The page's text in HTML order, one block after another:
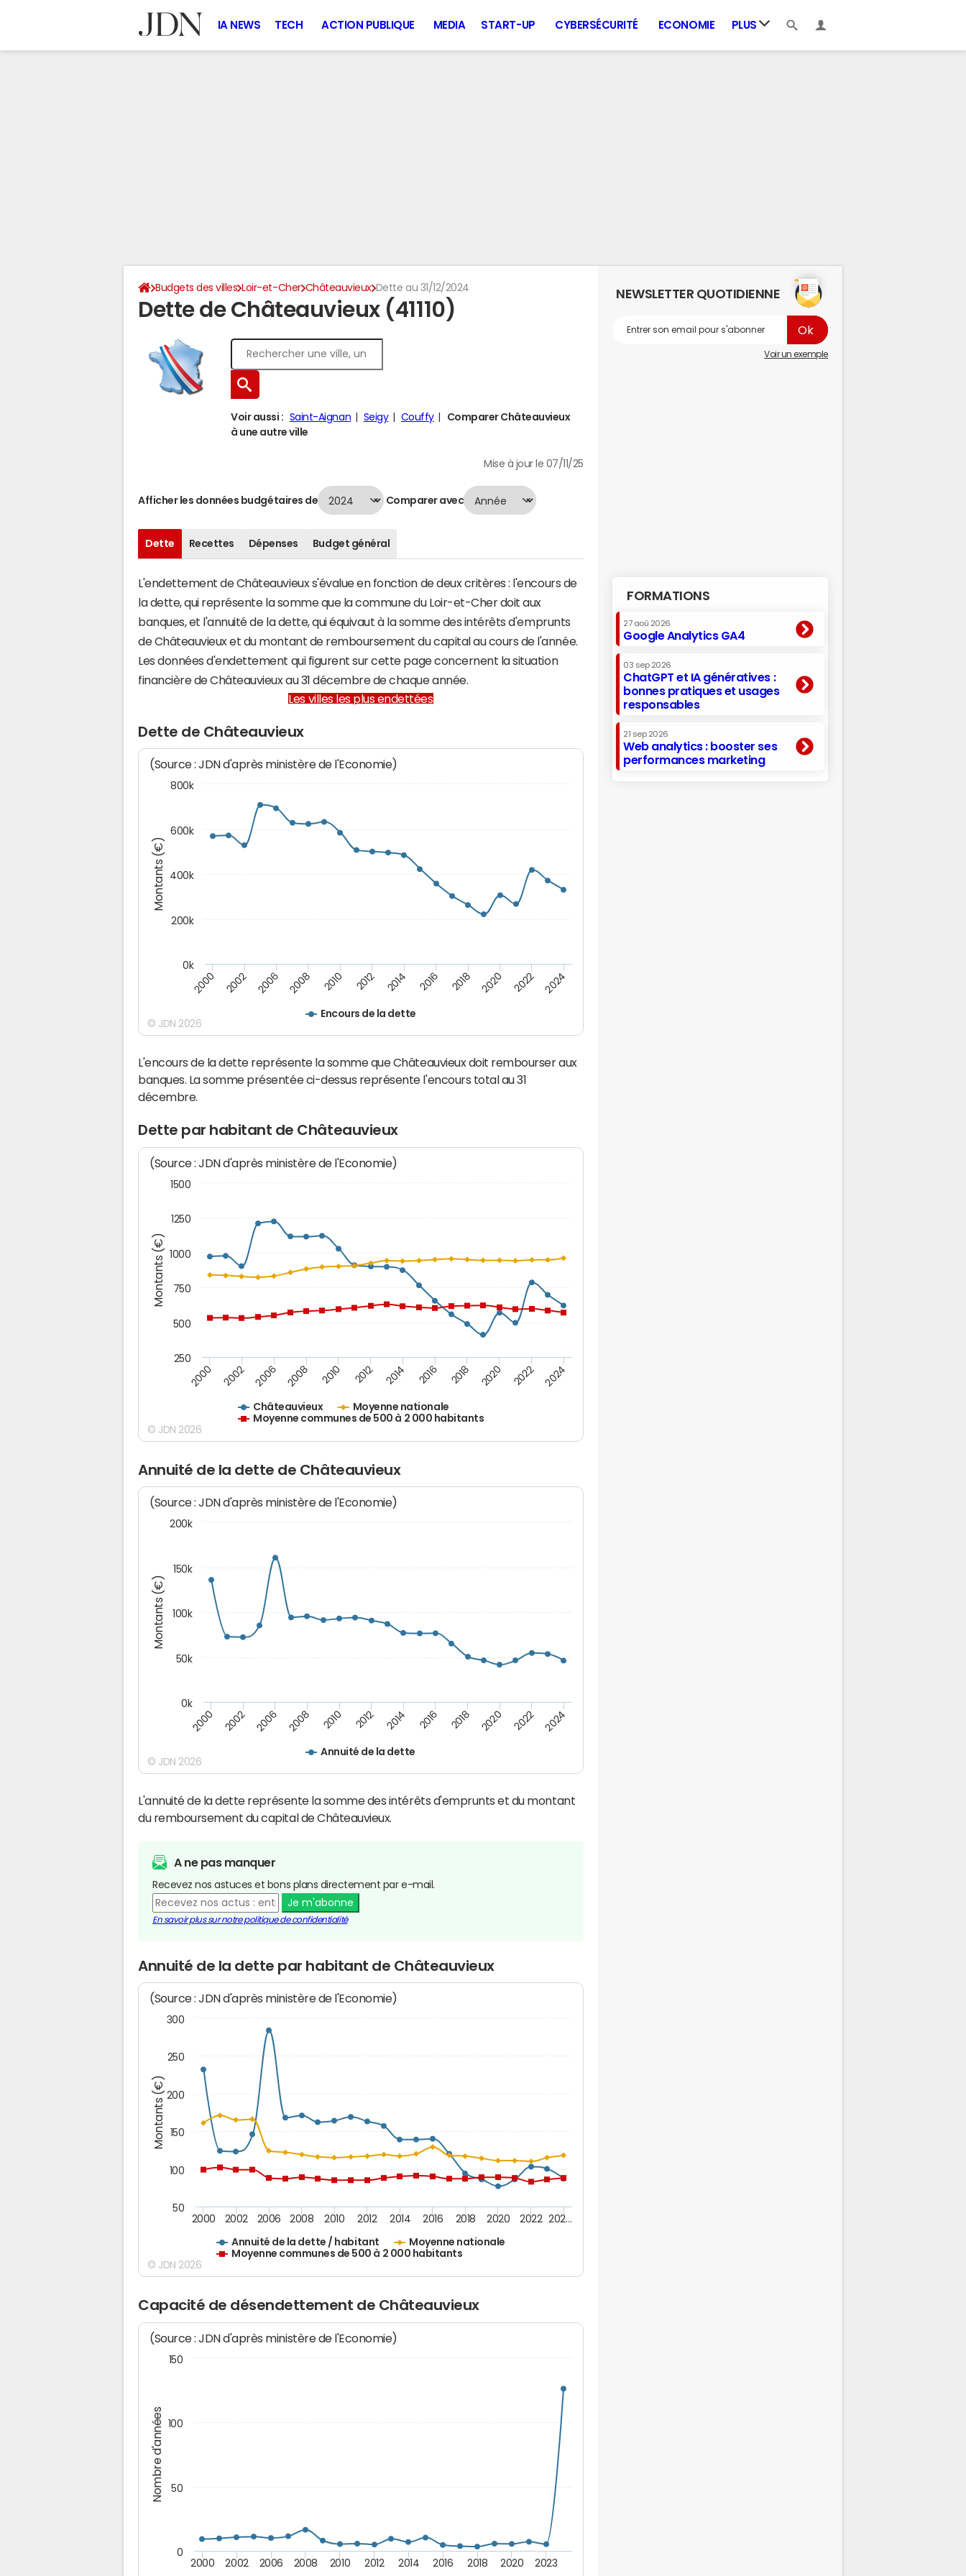
IA NEWS TECH ACTION PUBLIQUE MEDIA START-UP CYBERSÉCURITÉ ECONOMIE PLUS
Budgets des villes Loir-et-Cher Châteauvieux Dette au 31/12/2024
Dette de Châteauvieux (41110)
Voir aussi : Saint-Aignan Seigy Couffy
Comparer Châteauvieux
à une autre ville
Mise à jour le 07/11/25
Afficher les données budgétaires de Comparer avec
Dette Recettes Dépenses Budget général
L'endettement de Châteauvieux s'évalue en fonction de deux critères : l'encours de
la dette, qui représente la somme que la commune du Loir-et-Cher doit aux
banques, et l'annuité de la dette, qui équivaut à la somme des intérêts d'emprunts
de Châteauvieux et du montant de remboursement du capital au cours de l'année.
Les données d'endettement qui figurent sur cette page concernent la situation
financière de Châteauvieux au 31 décembre de chaque année.
Les villes les plus endettées
Dette de Châteauvieux
Montants (€)
(Source : JDN d'après ministère de l'Economie)
Encours de la dette
2000 2002 2006 2008 2010 2012 2014 2016 2018 2020 2022 2024
200k
400k
600k
800k
0k
© JDN 2026
L'encours de la dette représente la somme que Châteauvieux doit rembourser aux
banques. La somme présentée ci-dessus représente l'encours total au 31
décembre.
Dette par habitant de Châteauvieux
Montants (€)
(Source : JDN d'après ministère de l'Economie)
Châteauvieux
Moyenne nationale
Moyenne communes de 500 à 2 000 habitants
2000 2002 2006 2008 2010 2012 2014 2016 2018 2020 2022 2024
250
500
750
1000
1250
1500
© JDN 2026
Annuité de la dette de Châteauvieux
Montants (€)
(Source : JDN d'après ministère de l'Economie)
Annuité de la dette
2000 2002 2006 2008 2010 2012 2014 2016 2018 2020 2022 2024
50k
100k
150k
0k
200k
© JDN 2026
L'annuité de la dette représente la somme des intérêts d'emprunts et du montant
du remboursement du capital de Châteauvieux.
A ne pas manquer
Recevez nos astuces et bons plans directement par e-mail.
Je m'abonne
En savoir plus sur notre politique de confidentialité
Annuité de la dette par habitant de Châteauvieux
Montants (€)
(Source : JDN d'après ministère de l'Economie)
Annuité de la dette / habitant
Moyenne nationale
Moyenne communes de 500 à 2 000 habitants
2000 2002 2006 2008 2010 2012 2014 2016 2018 2020 2022 202…
50
100
150
200
250
300
© JDN 2026
Capacité de désendettement de Châteauvieux
Nombre d'années
(Source : JDN d'après ministère de l'Economie)
2000 2002 2006 2008 2010 2012 2014 2016 2018 2020 2023
0
50
100
150
NEWSLETTER QUOTIDIENNE
Voir un exemple
FORMATIONS
27 aoû 2026
Google Analytics GA4
03 sep 2026
ChatGPT et IA génératives :
bonnes pratiques et usages
responsables
21 sep 2026
Web analytics : booster ses
performances marketing